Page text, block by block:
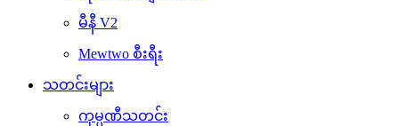
မီနီ V2
Mewtwo စီးရီး
သတင်းများ
ကုမ္ပဏီသတင်း